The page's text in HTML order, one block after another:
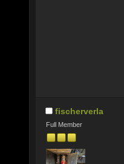
fischerverla
Full Member